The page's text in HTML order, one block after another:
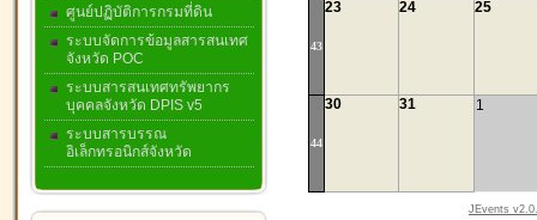
ศูนย์ปฏิบัติการกรมที่ดิน
ระบบจัดการข้อมูลสารสนเทศ
จังหวัด POC
ระบบสารสนเทศทรัพยากร
บุคคลจังหวัด DPIS v5
ระบบสารบรรณ
อิเล็กทรอนิกส์จังหวัด
43
23 24 25
44
30 31 1
JEvents